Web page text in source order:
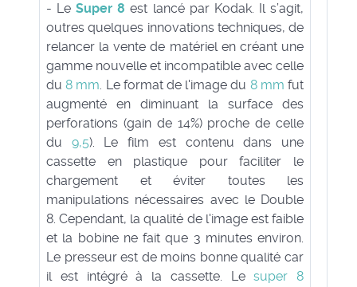
- LeSuper 8 est lancé par Kodak. Il s’agit,
outres quelques innovations techniques, de
relancer la vente de matériel en créant une
gamme nouvelle et incompatible avec celle
du8 mm. Le format de l'image du 8 mmfut
augmenté en diminuant la surface des
perforations (gain de 14%) proche de celle
du 9,5). Le film est contenu dans une
cassette en plastique pour faciliter le
chargement et éviter toutes les
manipulations nécessaires avec le Double
8. Cependant, la qualité de l'image est faible
et la bobine ne fait que 3 minutes environ.
Le presseur est de moins bonne qualité car
il est intégré à la cassette. Lesuper 8